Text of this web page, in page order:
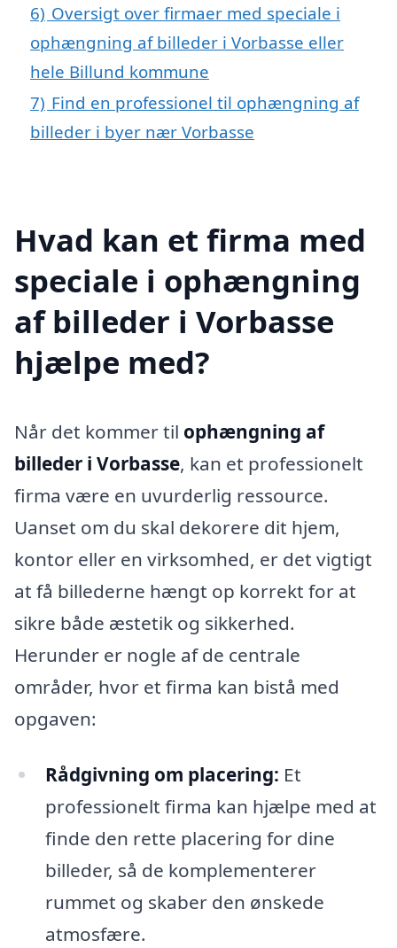
6) Oversigt over firmaer med speciale i
ophængning af billeder i Vorbasse eller
hele Billund kommune
7) Find en professionel til ophængning af
billeder i byer nær Vorbasse
Hvad kan et firma med
speciale i ophængning
af billeder i Vorbasse
hjælpe med?
Når det kommer til ophængning af
billeder i Vorbasse, kan et professionelt
firma være en uvurderlig ressource.
Uanset om du skal dekorere dit hjem,
kontor eller en virksomhed, er det vigtigt
at få billederne hængt op korrekt for at
sikre både æstetik og sikkerhed.
Herunder er nogle af de centrale
områder, hvor et firma kan bistå med
opgaven:
Rådgivning om placering: Et
professionelt firma kan hjælpe med at
finde den rette placering for dine
billeder, så de komplementerer
rummet og skaber den ønskede
atmosfære.